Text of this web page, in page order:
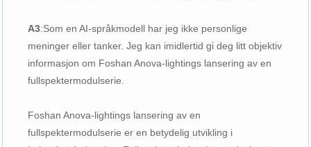
A3:Som en AI-språkmodell har jeg ikke personlige
meninger eller tanker. Jeg kan imidlertid gi deg litt objektiv
informasjon om Foshan Anova-lightings lansering av en
fullspektermodulserie.
Foshan Anova-lightings lansering av en
fullspektermodulserie er en betydelig utvikling i